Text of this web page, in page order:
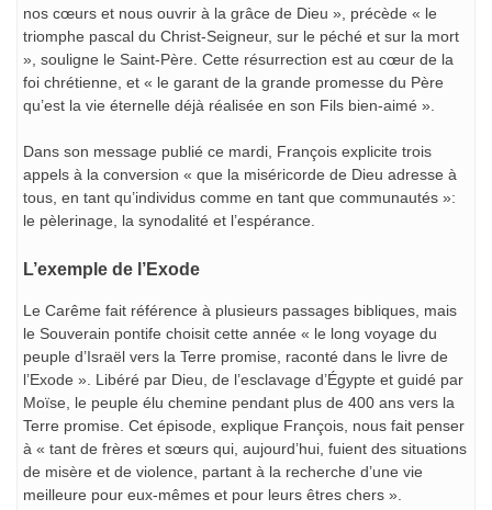
nos cœurs et nous ouvrir à la grâce de Dieu », précède « le
triomphe pascal du Christ-Seigneur, sur le péché et sur la mort
», souligne le Saint-Père. Cette résurrection est au cœur de la
foi chrétienne, et « le garant de la grande promesse du Père
qu’est la vie éternelle déjà réalisée en son Fils bien-aimé ».
Dans son message publié ce mardi, François explicite trois
appels à la conversion « que la miséricorde de Dieu adresse à
tous, en tant qu’individus comme en tant que communautés »:
le pèlerinage, la synodalité et l’espérance.
L’exemple de l’Exode
Le Carême fait référence à plusieurs passages bibliques, mais
le Souverain pontife choisit cette année « le long voyage du
peuple d’Israël vers la Terre promise, raconté dans le livre de
l’Exode ». Libéré par Dieu, de l’esclavage d’Égypte et guidé par
Moïse, le peuple élu chemine pendant plus de 400 ans vers la
Terre promise. Cet épisode, explique François, nous fait penser
à « tant de frères et sœurs qui, aujourd’hui, fuient des situations
de misère et de violence, partant à la recherche d’une vie
meilleure pour eux-mêmes et pour leurs êtres chers ».